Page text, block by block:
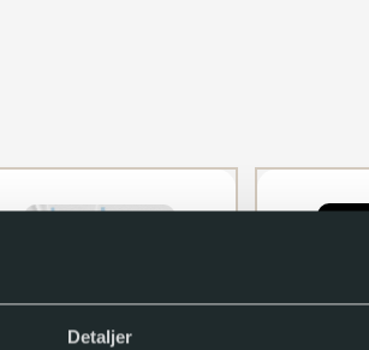
Detaljer